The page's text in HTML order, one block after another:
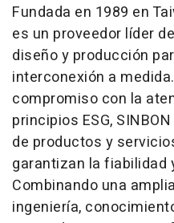
Fundada en 1989 en
es un proveedor líder
diseño y producción
interconexión a
compromiso con la
principios ESG,
de productos y
garantizan la fiabilidad
Combinando una
ingeniería,